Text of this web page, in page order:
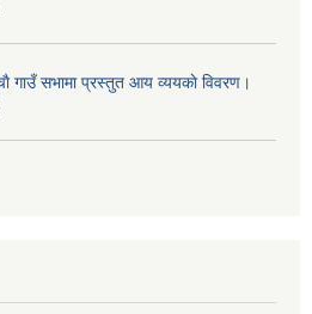
गाउँ सभामा प्रस्तुत आय व्ययकाे विवरण।